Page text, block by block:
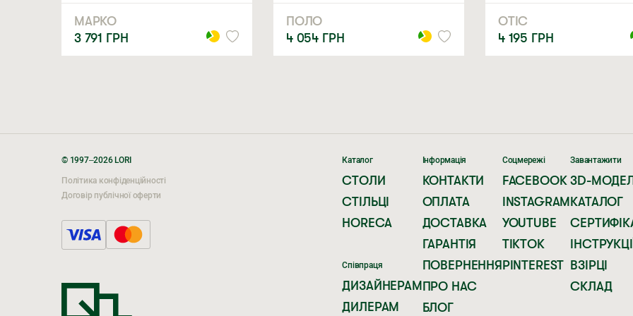
МАРКО
3 791 ГРН
ПОЛО
4 054 ГРН
ОТІС
4 195 ГРН
© 1997–2026 LORI
Політика конфіденційності
Договір публічної оферти
Каталог
СТОЛИ
СТІЛЬЦІ
HORECA
Співпраця
ДИЗАЙНЕРАМ
ДИЛЕРАМ
Інформація
КОНТАКТИ
ОПЛАТА
ДОСТАВКА
ГАРАНТІЯ
ПОВЕРНЕННЯ
ПРО НАС
БЛОГ
Соцмережі
FACEBOOK
INSTAGRAM
YOUTUBE
TIKTOK
PINTEREST
Завантажити
3D-
КАТАЛОГ
ВЗІРЦІ
СКЛАД